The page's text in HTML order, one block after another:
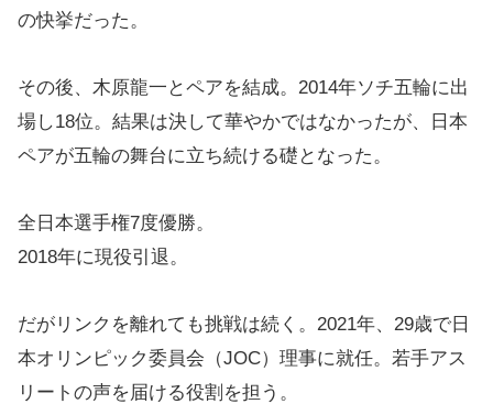
の快挙だった。
その後、木原龍一とペアを結成。2014年ソチ五輪に出
場し18位。結果は決して華やかではなかったが、日本
ペアが五輪の舞台に立ち続ける礎となった。
全日本選手権7度優勝。
2018年に現役引退。
だがリンクを離れても挑戦は続く。2021年、29歳で日
本オリンピック委員会（JOC）理事に就任。若手アス
リートの声を届ける役割を担う。